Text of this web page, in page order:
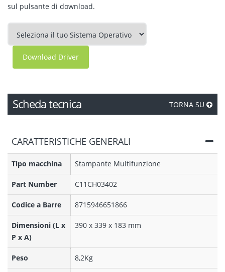
sul pulsante di download.
Download Driver
Scheda tecnica TORNA SU
CARATTERISTICHE GENERALI
Tipo macchina Stampante Multifunzione
Part Number C11CH03402
Codice a Barre 8715946651866
Dimensioni (L x
P x A)
390‎ x 339 x 183 mm
Peso 8,2Kg